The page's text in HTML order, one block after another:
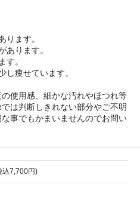
ります。
あります。
す。
し痩せています。
の使用感、細かな汚れやほつれ等
は判断しきれない部分やご不明
事でもかまいませんのでお問い
込7,700円)